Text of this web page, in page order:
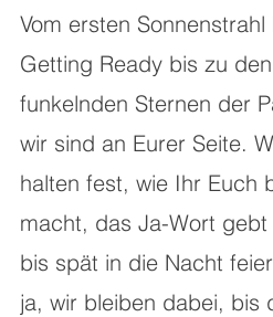
Vom ersten Sonnenstrahl
Getting Ready bis zu den
funkelnden Sternen der
wir sind an Eurer Seite.
halten fest, wie Ihr Euch
macht, das Ja-Wort gebt
bis spät in die Nacht
ja, wir bleiben dabei, bis